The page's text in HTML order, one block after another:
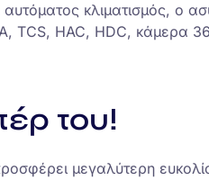
κλιματισμός, ο
TCS, HAC, HDC, κάμερα
του!
μεγαλύτερη